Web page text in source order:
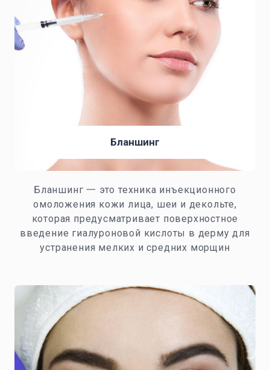
Бланшинг
Бланшинг 一 это техника инъекционного
омоложения кожи лица, шеи и декольте,
которая предусматривает поверхностное
введение гиалуроновой кислоты в дерму для
устранения мелких и средних морщин